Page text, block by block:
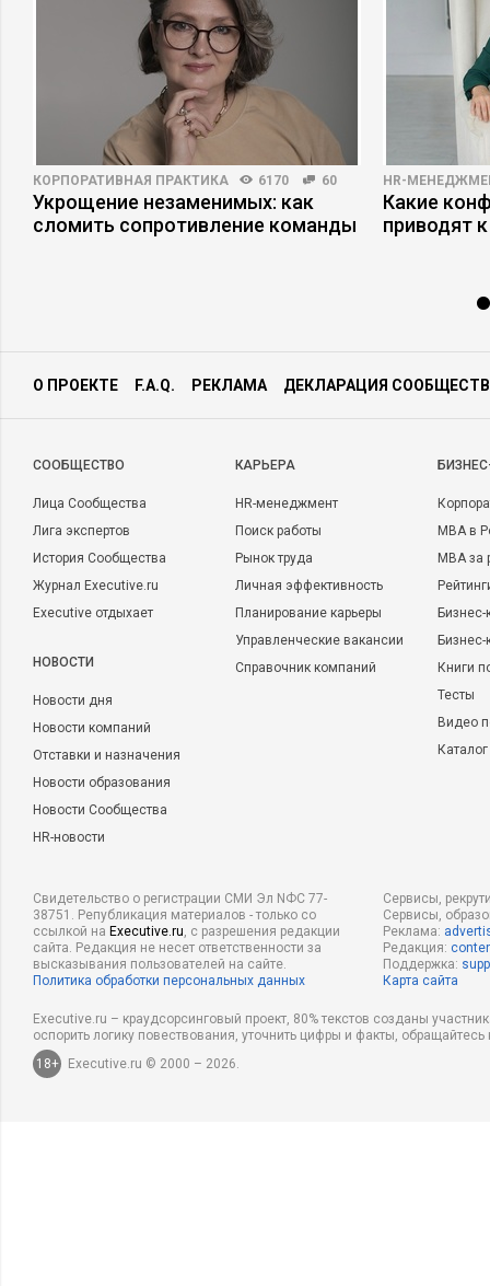
КОРПОРАТИВНАЯ ПРАКТИКА 6170 60
Укрощение незаменимых: как
сломить сопротивление команды
HR-
Какие
приводят
О ПРОЕКТЕ F.A.Q. РЕКЛАМА ДЕКЛАРАЦИЯ
CООБЩЕСТВО
Лица Сообщества
Лига экспертов
История Сообщества
Журнал Executive.ru
Executive отдыхает
НОВОСТИ
Новости дня
Новости компаний
Отставки и назначения
Новости образования
Новости Сообщества
HR-новости
КАРЬЕРА
HR-менеджмент
Поиск работы
Рынок труда
Личная эффективность
Планирование карьеры
Управленческие вакансии
Справочник компаний
MBA в
MBA
Бизнес-
Книги
Тесты
Видео
Свидетельство о регистрации СМИ Эл NФС 77-
38751. Републикация материалов - только со
ссылкой на Executive.ru, с разрешения редакции
сайта. Редакция не несет ответственности за
высказывания пользователей на сайте.
Политика обработки персональных данных
Сервисы,
Сервисы,
Реклама:
Редакция:
Поддержка:
Карта сайта
Executive.ru – краудсорсинговый проект, 80% текстов созданы
оспорить логику повествования, уточнить цифры и факты,
18+
Executive.ru © 2000 – 2026.